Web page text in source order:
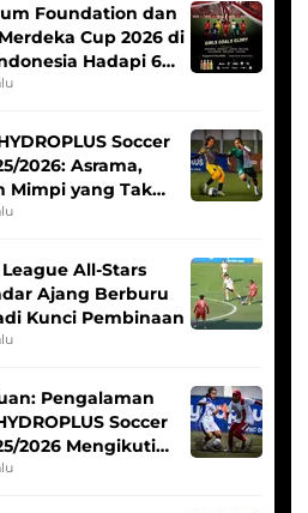
Foundation dan
Cup 2026 di
Hadapi 6
Soccer
2026: Asrama,
Mimpi yang Tak
League All-Stars
Ajang Berburu
Kunci Pembinaan
Pengalaman
Soccer
2026 Mengikuti
Putri